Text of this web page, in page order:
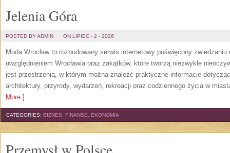
Jelenia Góra
POSTED BY ADMIN ON LIPIEC - 2 - 2026
Moda Wrocław to rozbudowany serwis internetowy poświęcony
uwzględnieniem Wrocławia oraz zakątków, które tworzą niezwykle
jest przestrzenią, w którym można znaleźć praktyczne informacje
architektury, przyrody, wydarzeń, rekreacji oraz codziennego życia w
More ]
CATEGORIES: BIZNES, FINANSE, EKONOMIA